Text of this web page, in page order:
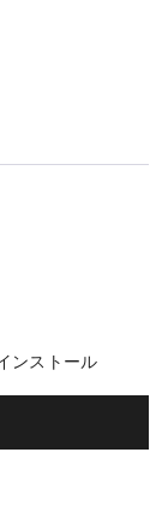
ンストール